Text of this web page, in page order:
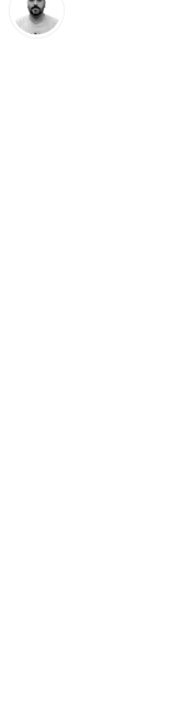
Este martes se
clasificación
Selección
ha clasificado
de Aaron
En el tercer
Merino fueron
partido
ante Alemania
87′) y, al igual